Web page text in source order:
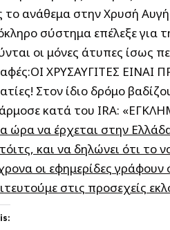
το ανάθεμα στην Χρυσή
σύστημα επέλεξε για
οι μόνες άτυπες ίσως
ΧΡΥΣΑΥΓΙΤΕΣ ΕΙΝΑΙ
Στον ίδιο δρόμο
κατά του IRA:
ώρα να έρχεται στην
και να δηλώνει ότι
οι εφημερίδες
στις προσεχείς